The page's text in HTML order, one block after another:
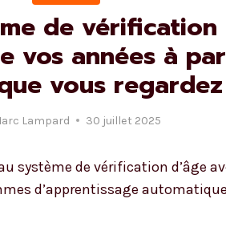
de vérification
vos années à
vous regardez
Lampard 30 juillet 2025
système de vérification d’âge
d’apprentissage